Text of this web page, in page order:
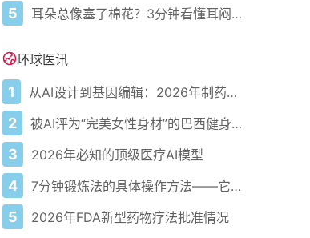
5 耳朵总像塞了棉花？3分钟看懂耳闷的真相与自救指南
环球医讯
1 从AI设计到基因编辑：2026年制药领域重大突破
2 被AI评为“完美女性身材”的巴西健身模特
3 2026年必知的顶级医疗AI模型
4 7分钟锻炼法的具体操作方法——它确实有效，但有一个前提
5 2026年FDA新型药物疗法批准情况